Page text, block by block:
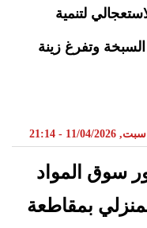
لتنمية
وتفرغ زينة
سبت, 11/04/2026 - 21:14
سوق المواد
بمقاطعة